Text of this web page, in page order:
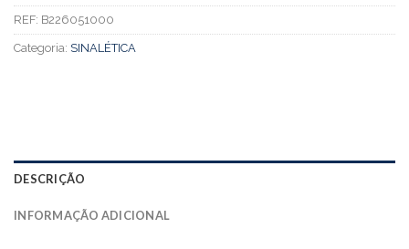
REF: B226051000
Categoria: SINALÉTICA
DESCRIÇÃO
INFORMAÇÃO ADICIONAL